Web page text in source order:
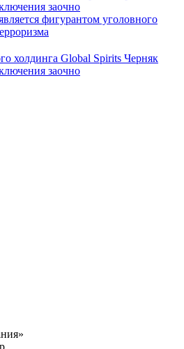
заочно
фигурантом уголовного